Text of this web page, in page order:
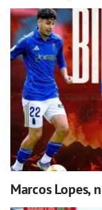
Marcos Lopes,